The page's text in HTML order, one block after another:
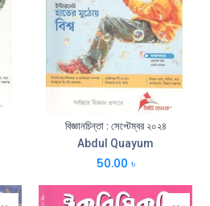
বিজ্ঞানচিন্তা : সেপ্টেম্বর ২০২৪
Abdul Quayum
50.00 ৳